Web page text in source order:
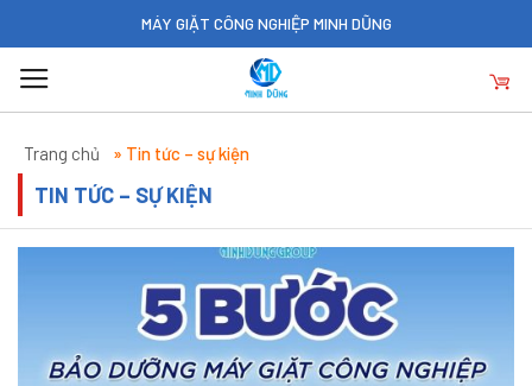
to
content
MÁY GIẶT CÔNG NGHIỆP MINH DŨNG
Trang chủ » Tin tức – sự kiện
TIN TỨC – SỰ KIỆN